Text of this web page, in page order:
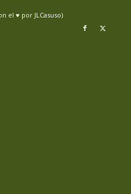
el ♥ por JLCasuso)